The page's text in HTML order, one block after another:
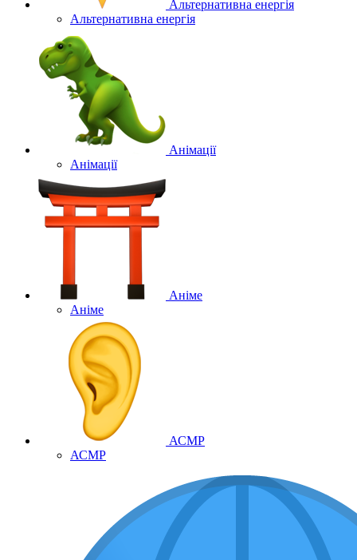
Альтернативна енергія
Альтернативна енергія
Анімації
Анімації
Аніме
Аніме
АСМР
АСМР